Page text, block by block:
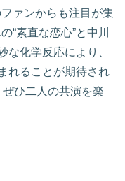
ァンからも注目が集
“素直な恋心”と中川
な化学反応により、
れることが期待され
ひ二人の共演を楽